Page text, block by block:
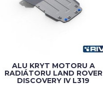
ALU KRYT MOTORU A
RADIÁTORU LAND ROVER
DISCOVERY IV L319